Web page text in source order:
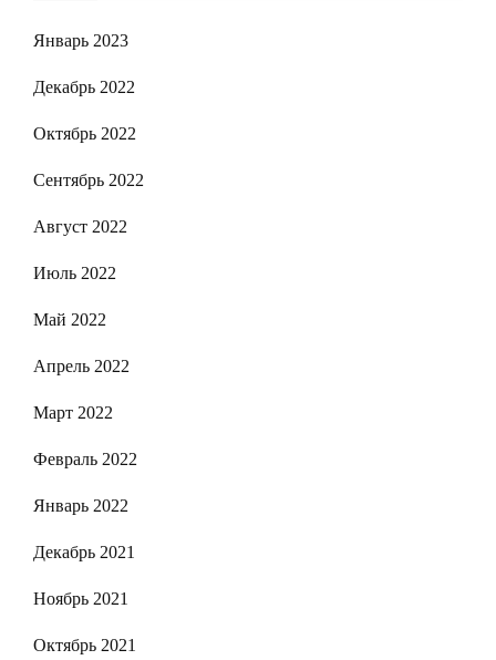
Январь 2023
Декабрь 2022
Октябрь 2022
Сентябрь 2022
Август 2022
Июль 2022
Май 2022
Апрель 2022
Март 2022
Февраль 2022
Январь 2022
Декабрь 2021
Ноябрь 2021
Октябрь 2021